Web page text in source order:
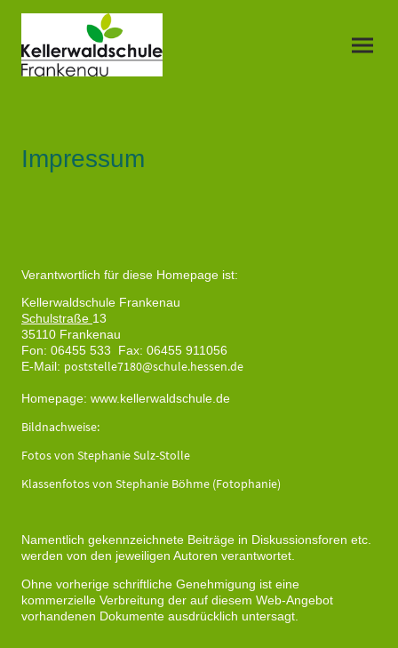
Impressum
Verantwortlich für diese Homepage ist:
Kellerwaldschule Frankenau
Schulstraße 13
35110 Frankenau
Fon: 06455 533 Fax: 06455 911056
E-Mail: poststelle7180@schule.hessen.de
Homepage: www.kellerwaldschule.de
Bildnachweise:
Fotos von Stephanie Sulz-Stolle
Klassenfotos von Stephanie Böhme (Fotophanie)
Namentlich gekennzeichnete Beiträge in Diskussionsforen etc.
werden von den jeweiligen Autoren verantwortet.
Ohne vorherige schriftliche Genehmigung ist eine
kommerzielle Verbreitung der auf diesem Web-Angebot
vorhandenen Dokumente ausdrücklich untersagt.